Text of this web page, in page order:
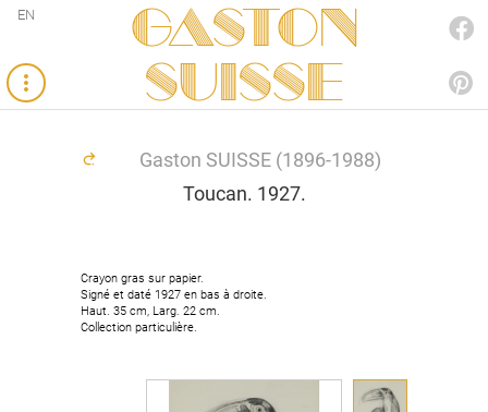
Gaston
SUISSE
EN
Gaston SUISSE (1896-1988)
Toucan. 1927.
Crayon gras sur papier.
Signé et daté 1927 en bas à droite.
Haut. 35 cm, Larg. 22 cm.
Collection particulière.
Crayon gras sur papier.
Signé et daté 1927 en bas à droite.
Haut. 35 cm, Larg. 22 cm.
Collection particulière.